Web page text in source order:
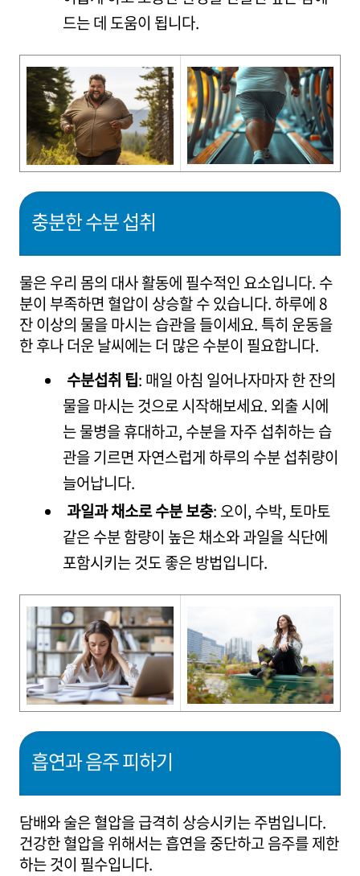
드는 데 도움이 됩니다.
충분한 수분 섭취
물은 우리 몸의 대사 활동에 필수적인 요소입니다. 수
분이 부족하면 혈압이 상승할 수 있습니다. 하루에 8
잔 이상의 물을 마시는 습관을 들이세요. 특히 운동을
한 후나 더운 날씨에는 더 많은 수분이 필요합니다.
수분섭취 팁: 매일 아침 일어나자마자 한 잔의
물을 마시는 것으로 시작해보세요. 외출 시에
는 물병을 휴대하고, 수분을 자주 섭취하는 습
관을 기르면 자연스럽게 하루의 수분 섭취량이
늘어납니다.
과일과 채소로 수분 보충: 오이, 수박, 토마토
같은 수분 함량이 높은 채소와 과일을 식단에
포함시키는 것도 좋은 방법입니다.
흡연과 음주 피하기
담배와 술은 혈압을 급격히 상승시키는 주범입니다.
건강한 혈압을 위해서는 흡연을 중단하고 음주를 제한
하는 것이 필수입니다.